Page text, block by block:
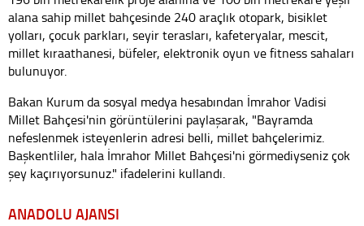
alana sahip millet bahçesinde 240 araçlık otopark, bisiklet
yolları, çocuk parkları, seyir terasları, kafeteryalar, mescit,
millet kıraathanesi, büfeler, elektronik oyun ve fitness sahaları
bulunuyor.
Bakan Kurum da sosyal medya hesabından İmrahor Vadisi
Millet Bahçesi'nin görüntülerini paylaşarak, "Bayramda
nefeslenmek isteyenlerin adresi belli, millet bahçelerimiz.
Başkentliler, hala İmrahor Millet Bahçesi'ni görmediyseniz çok
şey kaçırıyorsunuz." ifadelerini kullandı.
ANADOLU AJANSI